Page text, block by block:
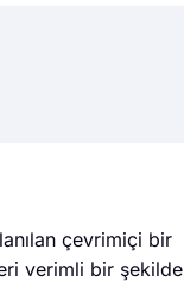
çevrimiçi bir
verimli bir şekilde